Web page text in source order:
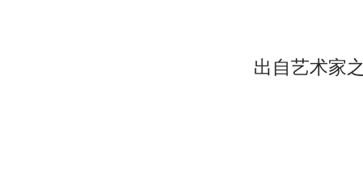
出自艺术家